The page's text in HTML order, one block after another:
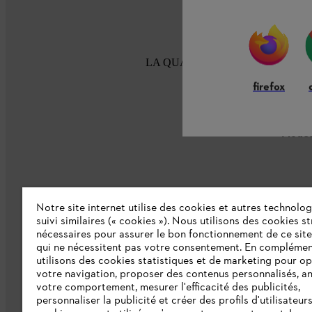
LA QUALITÉ STIHL DEPUIS 100
L'Entreprise
Collections STIHL
Qui sommes-nous ?
firefox
Notre site internet utilise des cookies et autres
suivi similaires (« cookies »). Nous utilisons des cookies
nécessaires pour assurer le bon fonctionnement de ce
qui ne nécessitent pas votre consentement. En
utilisons des cookies statistiques et de marketing pour
votre navigation, proposer des contenus personnalisés,
votre comportement, mesurer l'efficacité des publicités,
personnaliser la publicité et créer des profils